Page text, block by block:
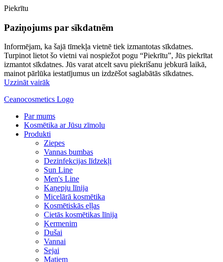
Piekrītu
Paziņojums par sīkdatnēm
Informējam, ka šajā tīmekļa vietnē tiek izmantotas sīkdatnes.
Turpinot lietot šo vietni vai nospiežot pogu “Piekrītu”, Jūs piekrītat
izmantot sīkdatnes. Jūs varat atcelt savu piekrišanu jebkurā laikā,
mainot pārlūka iestatījumus un izdzēšot saglabātās sīkdatnes.
Uzzināt vairāk
Ceanocosmetics Logo
Par mums
Kosmētika ar Jūsu zīmolu
Produkti
Ziepes
Vannas bumbas
Dezinfekcijas līdzekļi
Sun Line
Men's Line
Kaņepju līnija
Micelārā kosmētika
Kosmētiskās eļļas
Cietās kosmētikas līnija
Ķermenim
Dušai
Vannai
Sejai
Matiem